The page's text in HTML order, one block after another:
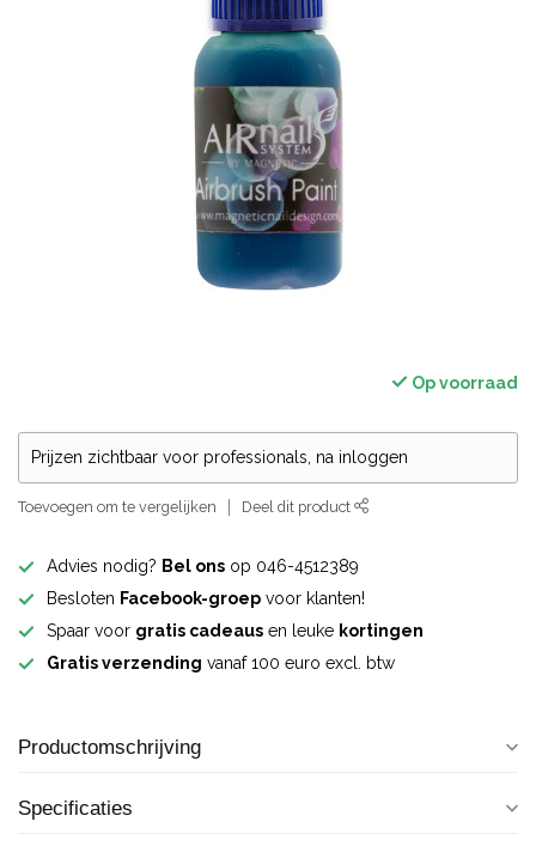
Op voorraad
Prijzen zichtbaar voor professionals, na inloggen
Toevoegen om te vergelijken Deel dit product
Advies nodig? Bel ons op 046-4512389
Besloten Facebook-groep voor klanten!
Spaar voor gratis cadeaus en leuke kortingen
Gratis verzending vanaf 100 euro excl. btw
Productomschrijving
Specificaties